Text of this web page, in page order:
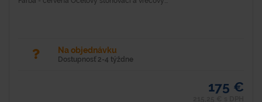
Na objednávku
Dostupnosť 2-4 týždne
175 €